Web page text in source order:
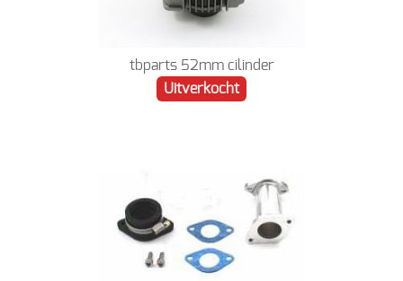
tbparts 52mm cilinder
Uitverkocht